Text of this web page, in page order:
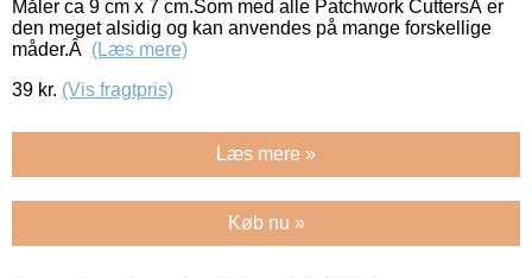
Måler ca 9 cm x 7 cm.Som med alle Patchwork CuttersÂ er
den meget alsidig og kan anvendes på mange forskellige
måder.Â (Læs mere)
39 kr. (Vis fragtpris)
Læs mere »
Køb nu »